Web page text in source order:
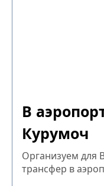
В
Курумоч
Организуем для
трансфер в